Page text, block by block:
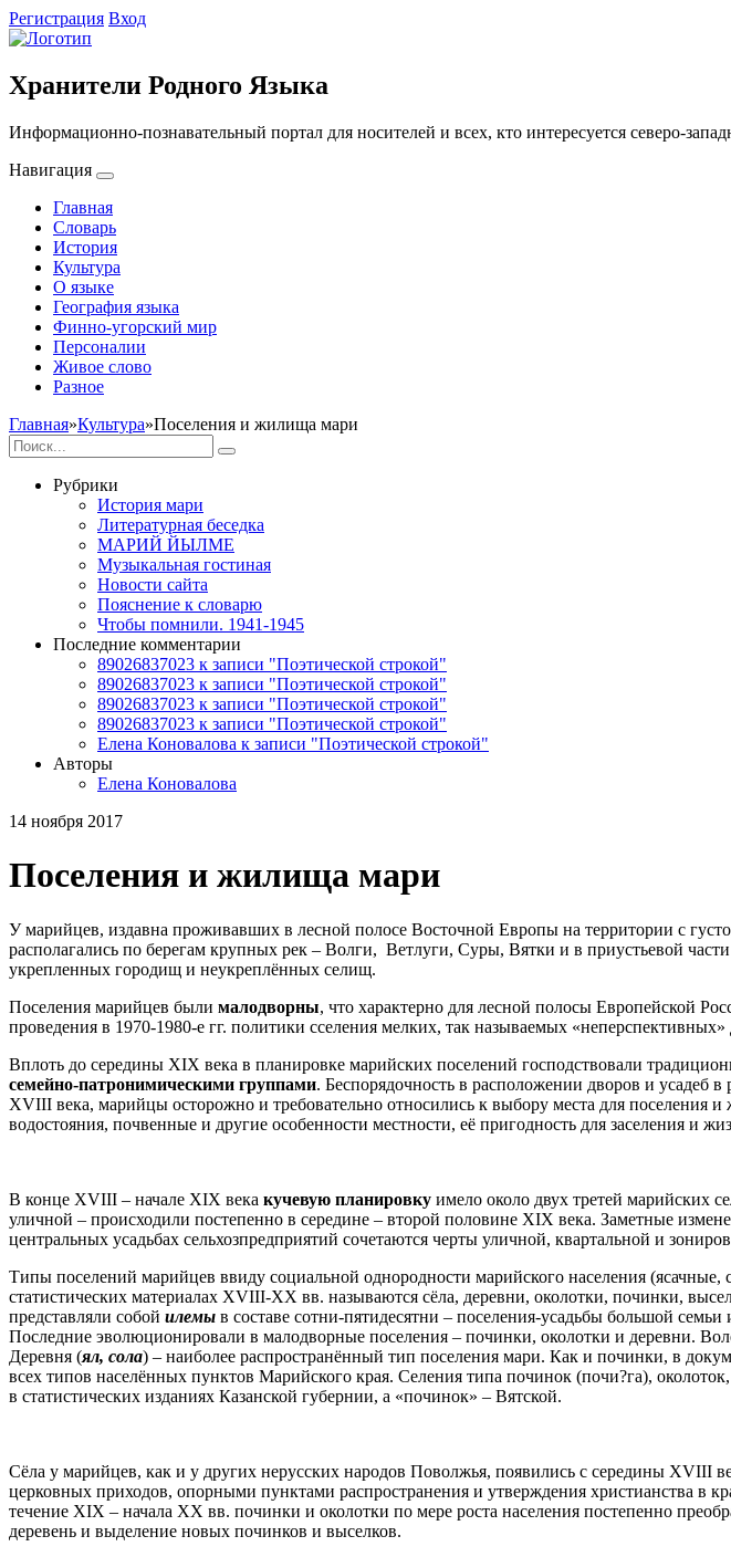
Регистрация Вход
Хранители Родного Языка
Информационно-познавательный портал для носителей и всех, кто интересуется северо-
Навигация
Главная
Словарь
История
Культура
О языке
География языка
Финно-угорский мир
Персоналии
Живое слово
Разное
Главная»Культура»Поселения и жилища мари
Рубрики
История мари
Литературная беседка
МАРИЙ ЙЫЛМЕ
Музыкальная гостиная
Новости сайта
Пояснение к словарю
Чтобы помнили. 1941-1945
Последние комментарии
89026837023 к записи "Поэтической строкой"
89026837023 к записи "Поэтической строкой"
89026837023 к записи "Поэтической строкой"
89026837023 к записи "Поэтической строкой"
Елена Коновалова к записи "Поэтической строкой"
Авторы
Елена Коновалова
14 ноября 2017
Поселения и жилища мари
У марийцев, издавна проживавших в лесной полосе Восточной Европы на территории с
располагались по берегам крупных рек – Волги, Ветлуги, Суры, Вятки и в приустьевой
укрепленных городищ и неукреплённых селищ.
Поселения марийцев были малодворны, что характерно для лесной полосы Европейской
проведения в 1970-1980-е гг. политики сселения мелких, так называемых
Вплоть до середины XIX века в планировке марийских поселений господствовали
семейно-патронимическими группами. Беспорядочность в расположении дворов и
XVIII века, марийцы осторожно и требовательно относились к выбору места для
водостояния, почвенные и другие особенности местности, её пригодность для заселения и
В конце XVIII – начале XIX века кучевую планировку имело около двух третей марийских
уличной – происходили постепенно в середине – второй половине XIX века. Заметные
центральных усадьбах сельхозпредприятий сочетаются черты уличной, квартальной и
Типы поселений марийцев ввиду социальной однородности марийского населения
статистических материалах XVIII-XX вв. называются сёла, деревни, околотки, починки,
представляли собой илемы в составе сотни-пятидесятни – поселения-усадьбы большой
Последние эволюционировали в малодворные поселения – починки, околотки и деревни.
Деревня (ял, сола) – наиболее распространённый тип поселения мари. Как и починки, в
всех типов населённых пунктов Марийского края. Селения типа починок (почи?га),
в статистических изданиях Казанской губернии, а «починок» – Вятской.
Сёла у марийцев, как и у других нерусских народов Поволжья, появились с середины XVIII
церковных приходов, опорными пунктами распространения и утверждения христианства в
течение XIX – начала XX вв. починки и околотки по мере роста населения постепенно
деревень и выделение новых починков и выселков.